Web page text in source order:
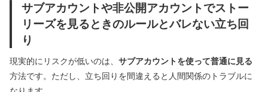
サブアカウントや非公開アカウントでストー
リーズを見るときのルールとバレない立ち回
り
現実的にリスクが低いのは、 サブアカウントを使って普通に見る
方法です。ただし、立ち回りを間違えると人間関係のトラブルに